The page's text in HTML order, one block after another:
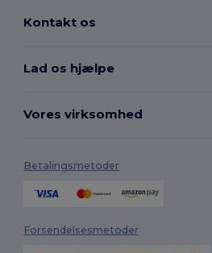
Kontakt os
Lad os hjælpe
Vores virksomhed
Betalingsmetoder
Forsendelsesmetoder